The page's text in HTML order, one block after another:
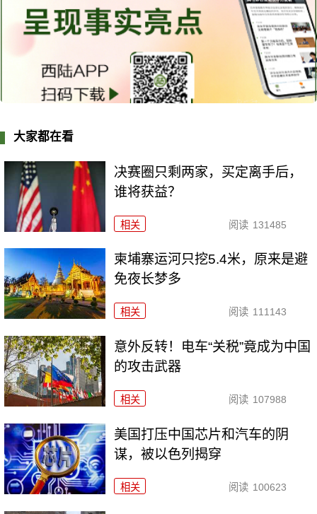
大家都在看
决赛圈只剩两家，买定离手后，
谁将获益？
相关 阅读 131485
柬埔寨运河只挖5.4米，原来是避
免夜长梦多
相关 阅读 111143
意外反转！电车“关税”竟成为中国
的攻击武器
相关 阅读 107988
美国打压中国芯片和汽车的阴
谋，被以色列揭穿
相关 阅读 100623